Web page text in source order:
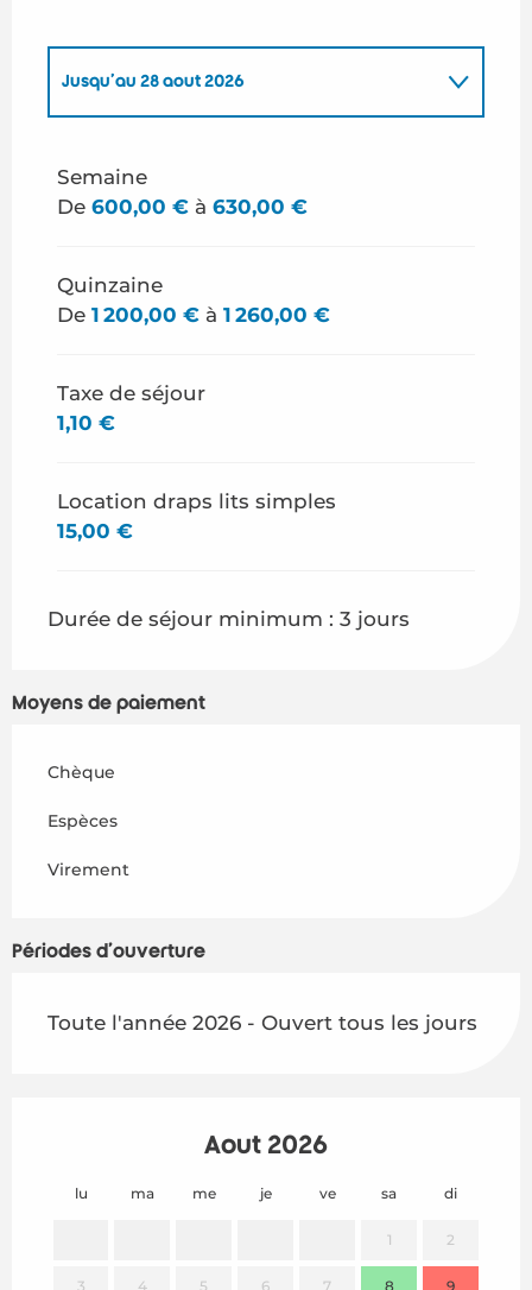
Jusqu'au 28 août 2026
Du 29 août 2026au31 décembre 2026
Semaine
De 600,00 € à 630,00 €
Quinzaine
De 1 200,00 € à 1 260,00 €
Taxe de séjour
1,10 €
Location draps lits simples
15,00 €
Durée de séjour minimum : 3 jours
Moyens de paiement
Chèque
Espèces
Virement
Périodes d'ouverture
Toute l'année 2026 - Ouvert tous les jours
Août 2026
lu ma me je ve sa di
1 2
3 4 5 6 7 8 9